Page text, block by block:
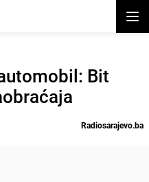
Bit
Radiosarajevo.ba